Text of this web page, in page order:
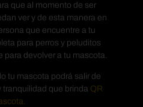
que al momento de ser
ver y de esta manera en
que encuentre a tu
para perros y peluditos
para devolver a tu mascota.
tu mascota podrá salir de
tranquilidad que brinda QR